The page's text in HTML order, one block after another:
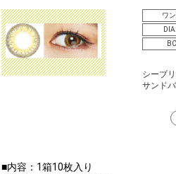
ワ
シーブ
サンド
■内容：1箱10枚入り